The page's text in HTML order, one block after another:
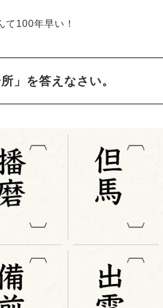
て100年早い！
」を答えなさい。